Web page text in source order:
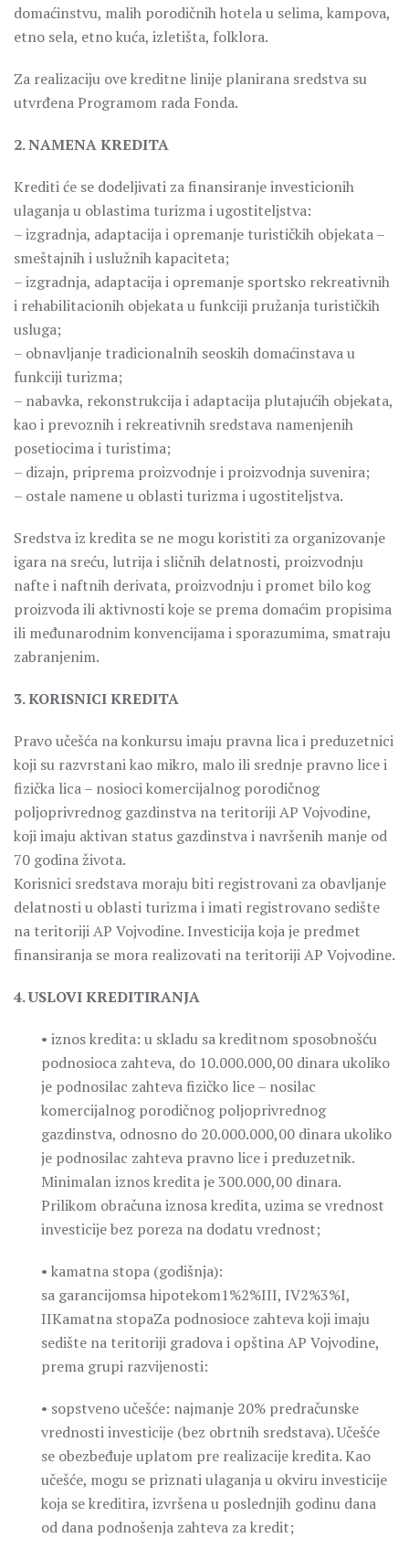
domaćinstvu, malih porodičnih hotela u selima, kampova,
etno sela, etno kuća, izletišta, folklora.
Za realizaciju ove kreditne linije planirana sredstva su
utvrđena Programom rada Fonda.
2. NAMENA KREDITA
Krediti će se dodeljivati za finansiranje investicionih
ulaganja u oblastima turizma i ugostiteljstva:
– izgradnja, adaptacija i opremanje turističkih objekata –
smeštajnih i uslužnih kapaciteta;
– izgradnja, adaptacija i opremanje sportsko rekreativnih
i rehabilitacionih objekata u funkciji pružanja turističkih
usluga;
– obnavljanje tradicionalnih seoskih domaćinstava u
funkciji turizma;
– nabavka, rekonstrukcija i adaptacija plutajućih objekata,
kao i prevoznih i rekreativnih sredstava namenjenih
posetiocima i turistima;
– dizajn, priprema proizvodnje i proizvodnja suvenira;
– ostale namene u oblasti turizma i ugostiteljstva.
Sredstva iz kredita se ne mogu koristiti za organizovanje
igara na sreću, lutrija i sličnih delatnosti, proizvodnju
nafte i naftnih derivata, proizvodnju i promet bilo kog
proizvoda ili aktivnosti koje se prema domaćim propisima
ili međunarodnim konvencijama i sporazumima, smatraju
zabranjenim.
3. KORISNICI KREDITA
Pravo učešća na konkursu imaju pravna lica i preduzetnici
koji su razvrstani kao mikro, malo ili srednje pravno lice i
fizička lica – nosioci komercijalnog porodičnog
poljoprivrednog gazdinstva na teritoriji AP Vojvodine,
koji imaju aktivan status gazdinstva i navršenih manje od
70 godina života.
Korisnici sredstava moraju biti registrovani za obavljanje
delatnosti u oblasti turizma i imati registrovano sedište
na teritoriji AP Vojvodine. Investicija koja je predmet
finansiranja se mora realizovati na teritoriji AP Vojvodine.
4. USLOVI KREDITIRANJA
• iznos kredita: u skladu sa kreditnom sposobnošću
podnosioca zahteva, do 10.000.000,00 dinara ukoliko
je podnosilac zahteva fizičko lice – nosilac
komercijalnog porodičnog poljoprivrednog
gazdinstva, odnosno do 20.000.000,00 dinara ukoliko
je podnosilac zahteva pravno lice i preduzetnik.
Minimalan iznos kredita je 300.000,00 dinara.
Prilikom obračuna iznosa kredita, uzima se vrednost
investicije bez poreza na dodatu vrednost;
• kamatna stopa (godišnja):
sa garancijomsa hipotekom1%2%III, IV2%3%I,
IIKamatna stopaZa podnosioce zahteva koji imaju
sedište na teritoriji gradova i opština AP Vojvodine,
prema grupi razvijenosti:
• sopstveno učešće: najmanje 20% predračunske
vrednosti investicije (bez obrtnih sredstava). Učešće
se obezbeđuje uplatom pre realizacije kredita. Kao
učešće, mogu se priznati ulaganja u okviru investicije
koja se kreditira, izvršena u poslednjih godinu dana
od dana podnošenja zahteva za kredit;